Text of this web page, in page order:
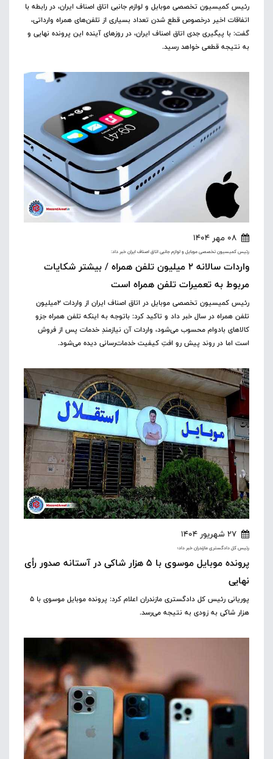
رئیس کمیسیون تخصصی موبایل و لوازم جانبی اتاق اصناف ایران، در رابطه با
اتفاقات اخیر درخصوص قطع شدن تعداد بسیاری از تلفن‌های همراه وارداتی،
گفت: با پیگیری جدی اتاق اصناف ایران، در روزهای آینده این پرونده نهایی و
به نتیجه قطعی خواهد رسید.
08 مهر 1404
رئیس کمیسیون تخصصی موبایل و لوازم جانبی اتاق اصناف ایران خبر داد:
واردات سالانه ۲ میلیون تلفن ‌همراه / بیشتر شکایات
مربوط به تعمیرات تلفن همراه است
رئیس کمیسیون تخصصی موبایل در اتاق اصناف ایران از واردات ۲میلیون
تلفن همراه در سال خبر داد و تاکید کرد: باتوجه به اینکه تلفن همراه جزو
کالاهای بادوام محسوب می‌شود، واردات آن نیازمندِ خدمات پس از فروش
است اما در روند پیش رو افتِ کیفیت خدمات‌رسانی دیده می‌شود.
27 شهریور 1404
رئیس کل دادگستری مازندران خبر داد؛
پرونده موبایل موسوی با ۵ هزار شاکی در آستانه صدور رأی
نهایی
پوریانی رئیس کل دادگستری مازندران اعلام کرد: پرونده موبایل موسوی با ۵
هزار شاکی به زودی به نتیجه می‌رسد.